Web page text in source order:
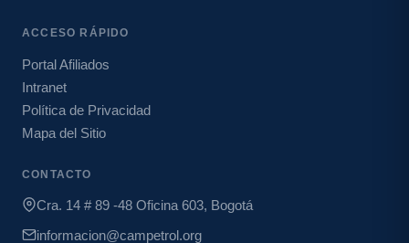
ACCESO RÁPIDO
Portal Afiliados
Intranet
Política de Privacidad
Mapa del Sitio
CONTACTO
Cra. 14 # 89 -48 Oficina 603, Bogotá
informacion@campetrol.org